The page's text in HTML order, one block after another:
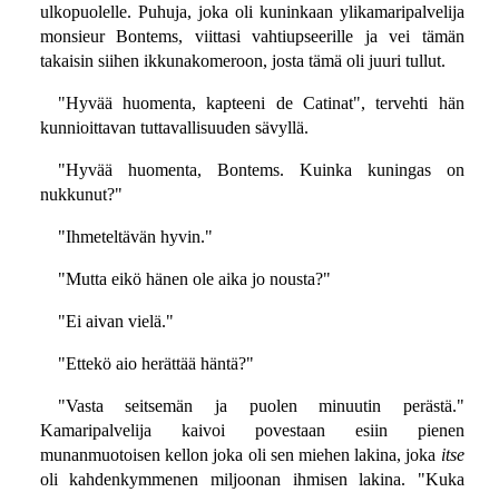
ulkopuolelle. Puhuja, joka oli kuninkaan ylikamaripalvelija
monsieur Bontems, viittasi vahtiupseerille ja vei tämän
takaisin siihen ikkunakomeroon, josta tämä oli juuri tullut.
"Hyvää huomenta, kapteeni de Catinat", tervehti hän
kunnioittavan tuttavallisuuden sävyllä.
"Hyvää huomenta, Bontems. Kuinka kuningas on
nukkunut?"
"Ihmeteltävän hyvin."
"Mutta eikö hänen ole aika jo nousta?"
"Ei aivan vielä."
"Ettekö aio herättää häntä?"
"Vasta seitsemän ja puolen minuutin perästä."
Kamaripalvelija kaivoi povestaan esiin pienen
munanmuotoisen kellon joka oli sen miehen lakina, joka itse
oli kahdenkymmenen miljoonan ihmisen lakina. "Kuka